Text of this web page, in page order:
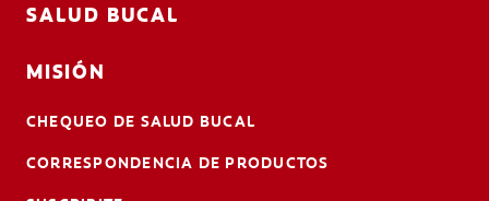
SALUD BUCAL
MISIÓN
CHEQUEO DE SALUD BUCAL
CORRESPONDENCIA DE PRODUCTOS